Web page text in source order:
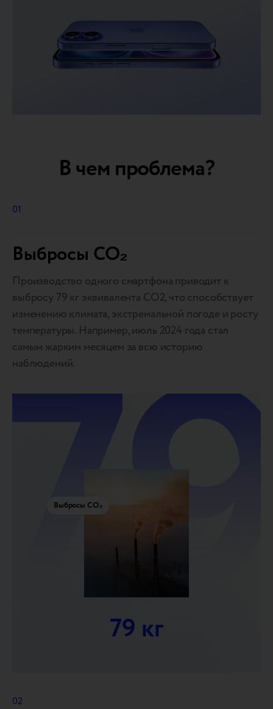
В чем проблема?
01
Выбросы CO₂
Производство одного смартфона приводит к
выбросу 79 кг эквивалента СО2, что способствует
изменению климата, экстремальной погоде и росту
температуры. Например, июль 2024 года стал
самым жарким месяцем за всю историю
наблюдений.
Выбросы CO₂
79 кг
02